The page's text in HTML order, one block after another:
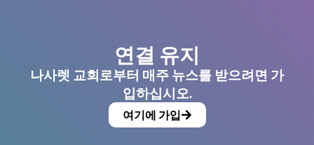
연결 유지
나사렛 교회로부터 매주 뉴스를 받으려면 가
입하십시오.
여기에 가입